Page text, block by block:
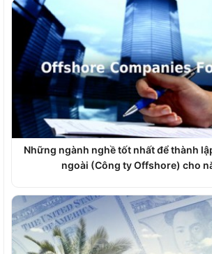
Những ngành nghề tốt nhất để thành
ngoài (Công ty Offshore) cho